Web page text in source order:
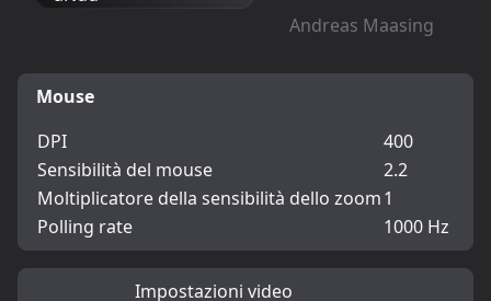
Andreas Maasing
Mouse
DPI
400
Sensibilità del mouse
2.2
Moltiplicatore della sensibilità dello zoom1
Polling rate
1000 Hz
Impostazioni video